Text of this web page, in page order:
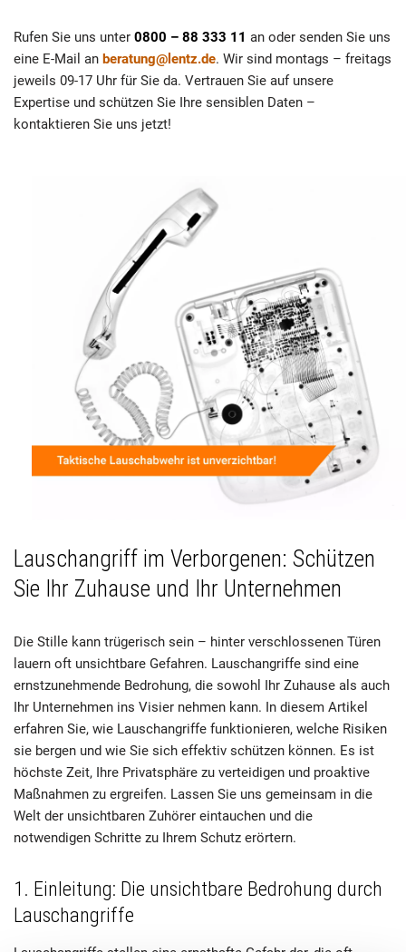
Rufen Sie uns unter 0800 – 88 333 11 an oder senden Sie uns
eine E-Mail an beratung@lentz.de. Wir sind montags – freitags
jeweils 09-17 Uhr für Sie da. Vertrauen Sie auf unsere
Expertise und schützen Sie Ihre sensiblen Daten –
kontaktieren Sie uns jetzt!
Lauschangriff im Verborgenen: Schützen
Sie Ihr Zuhause und Ihr Unternehmen
Die Stille kann trügerisch sein – hinter verschlossenen Türen
lauern oft unsichtbare Gefahren. Lauschangriffe sind eine
ernstzunehmende Bedrohung, die sowohl Ihr Zuhause als auch
Ihr Unternehmen ins Visier nehmen kann. In diesem Artikel
erfahren Sie, wie Lauschangriffe funktionieren, welche Risiken
sie bergen und wie Sie sich effektiv schützen können. Es ist
höchste Zeit, Ihre Privatsphäre zu verteidigen und proaktive
Maßnahmen zu ergreifen. Lassen Sie uns gemeinsam in die
Welt der unsichtbaren Zuhörer eintauchen und die
notwendigen Schritte zu Ihrem Schutz erörtern.
1. Einleitung: Die unsichtbare Bedrohung durch
Lauschangriffe